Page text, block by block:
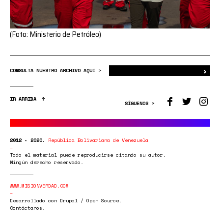
(Foto: Ministerio de Petróleo)
CONSULTA NUESTRO ARCHIVO AQUÍ > ›
IR ARRIBA
SÍGUENOS >
2012 - 2020. República Bolivariana de Venezuela
Todo el material puede reproducirse citando su autor.
Ningún derecho reservado.
WWW.MISIONVERDAD.COM
Desarrollado con Drupal / Open Source.
Contáctanos.